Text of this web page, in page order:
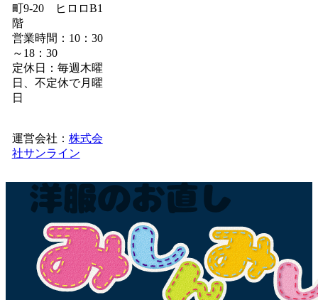
町9-20 ヒロロB1
階
営業時間：10：30
～18：30
定休日：毎週木曜
日、不定休で月曜
日
運営会社： 株式会
社サンライン